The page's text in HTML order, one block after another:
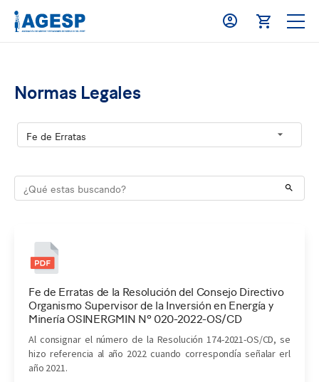
Normas Legales
Fe de Erratas de la Resolución del Consejo Directivo
Organismo Supervisor de la Inversión en Energía y
Minería OSINERGMIN Nº 020-2022-OS/CD
Al consignar el número de la Resolución 174-2021-OS/CD, se
hizo referencia al año 2022 cuando correspondía señalar erl
año 2021.